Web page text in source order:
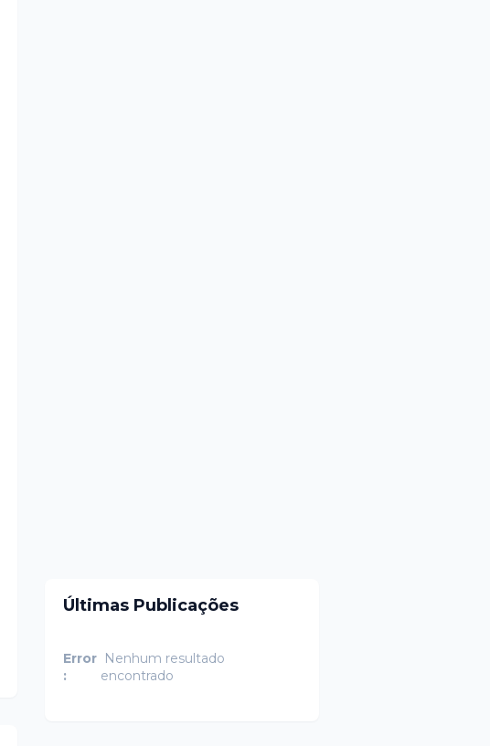
Últimas Publicações
Error
:
Nenhum resultado
encontrado